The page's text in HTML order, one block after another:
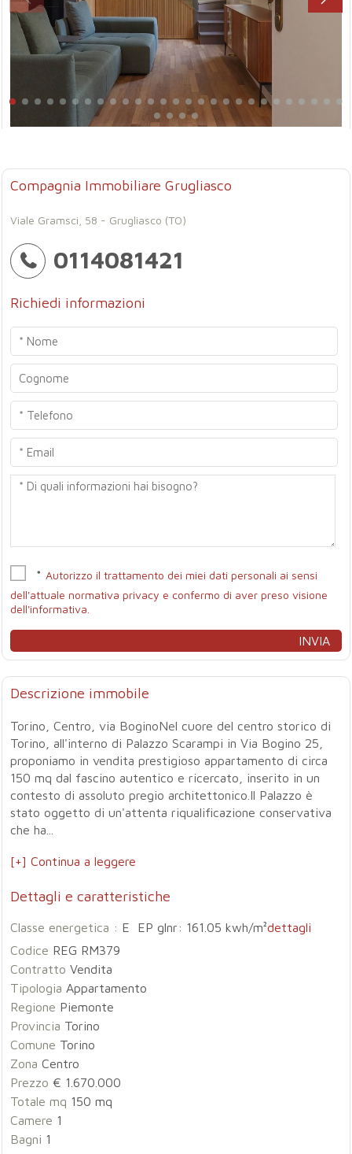
Compagnia Immobiliare Grugliasco
Viale Gramsci, 58 - Grugliasco (TO)
0114081421
Richiedi informazioni
*Autorizzo il trattamento dei miei dati personali ai sensi
dell'attuale normativa privacy e confermo di aver preso visione
dell'informativa.
Descrizione immobile
Torino, Centro, via BoginoNel cuore del centro storico di
Torino, all'interno di Palazzo Scarampi in Via Bogino 25,
proponiamo in vendita prestigioso appartamento di circa
150 mq dal fascino autentico e ricercato, inserito in un
contesto di assoluto pregio architettonico.Il Palazzo è
stato oggetto di un'attenta riqualificazione conservativa
che ha...
[+] Continua a leggere
Dettagli e caratteristiche
Classe energetica : E EP glnr: 161.05 kwh/m²dettagli
Codice REG RM379
Contratto Vendita
Tipologia Appartamento
Regione Piemonte
Provincia Torino
Comune Torino
Zona Centro
Prezzo € 1.670.000
Totale mq 150 mq
Camere 1
Bagni 1